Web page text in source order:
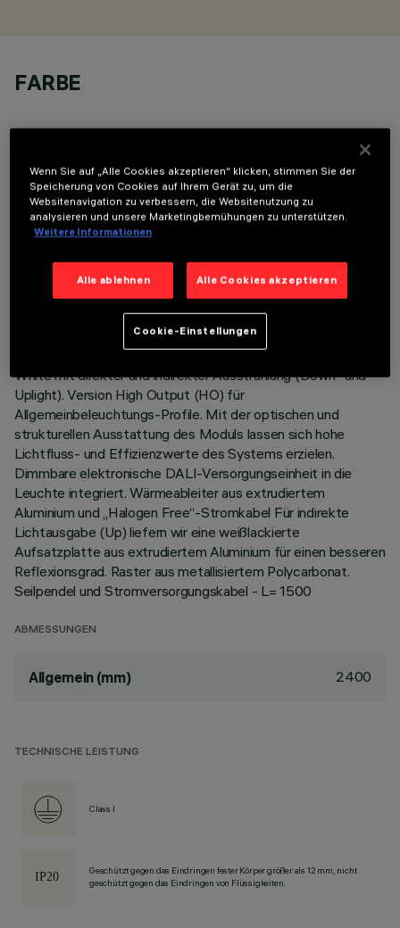
FARBE
TECHNISCHE DATEN
LETZTES UPDATE: 06.08.2026
BESCHREIBUNG
Pendel-Beleuchtungskörper Stand Alone. Das Produkt
besteht aus einem Profil aus extrudiertem Aluminium mit
Enddeckeln aus Zamak. Befestigungsplatte LED Warm
White mit direkter und indirekter Ausstrahlung (Down- und
Uplight). Version High Output (HO) für
Allgemeinbeleuchtungs-Profile. Mit der optischen und
strukturellen Ausstattung des Moduls lassen sich hohe
Lichtfluss- und Effizienzwerte des Systems erzielen.
Dimmbare elektronische DALI-Versorgungseinheit in die
Leuchte integriert. Wärmeableiter aus extrudiertem
Aluminium und „Halogen Free“-Stromkabel Für indirekte
Lichtausgabe (Up) liefern wir eine weißlackierte
Aufsatzplatte aus extrudiertem Aluminium für einen besseren
Reflexionsgrad. Raster aus metallisiertem Polycarbonat.
Seilpendel und Stromversorgungskabel - L= 1500
ABMESSUNGEN
Allgemein (mm) 2400
TECHNISCHE LEISTUNG
Class I
Geschützt gegen das Eindringen fester Körper größer als 12 mm, nicht
geschützt gegen das Eindringen von Flüssigkeiten.
Wenn Sie auf „Alle Cookies akzeptieren“ klicken, stimmen Sie der
Speicherung von Cookies auf Ihrem Gerät zu, um die
Websitenavigation zu verbessern, die Websitenutzung zu
analysieren und unsere Marketingbemühungen zu unterstützen.
Weitere Informationen
Alle ablehnen Alle Cookies akzeptieren
Cookie-Einstellungen